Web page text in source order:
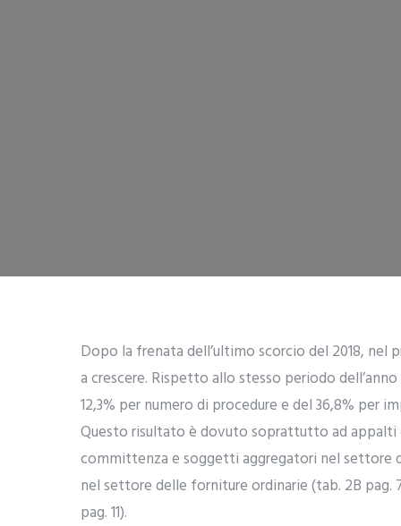
Dopo la frenata dell’ultimo scorcio del 2018,
a crescere. Rispetto allo stesso periodo
12,3% per numero di procedure e del 36,8% per
Questo risultato è dovuto soprattutto ad appalti
committenza e soggetti aggregatori nel settore
nel settore delle forniture ordinarie (tab. 2B pag.
pag. 11).